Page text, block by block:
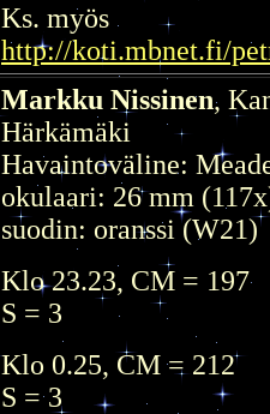
Ks. myös
http://koti.mbnet.fi/
Markku Nissinen,
Härkämäki
Havaintoväline:
okulaari: 26 mm
suodin: oranssi (W21)
Klo 23.23, CM = 197
S = 3
Klo 0.25, CM = 212
S = 3